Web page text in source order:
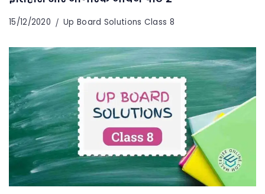
15/12/2020 Up Board Solutions Class 8